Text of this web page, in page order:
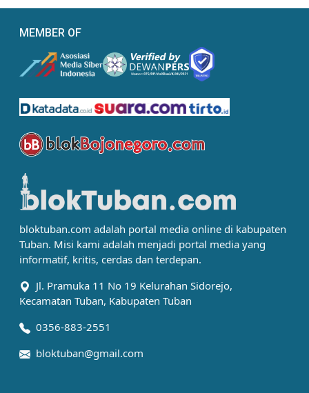
MEMBER OF
bloktuban.com adalah portal media online di kabupaten
Tuban. Misi kami adalah menjadi portal media yang
informatif, kritis, cerdas dan terdepan.
Jl. Pramuka 11 No 19 Kelurahan Sidorejo,
Kecamatan Tuban, Kabupaten Tuban
0356-883-2551
bloktuban@gmail.com